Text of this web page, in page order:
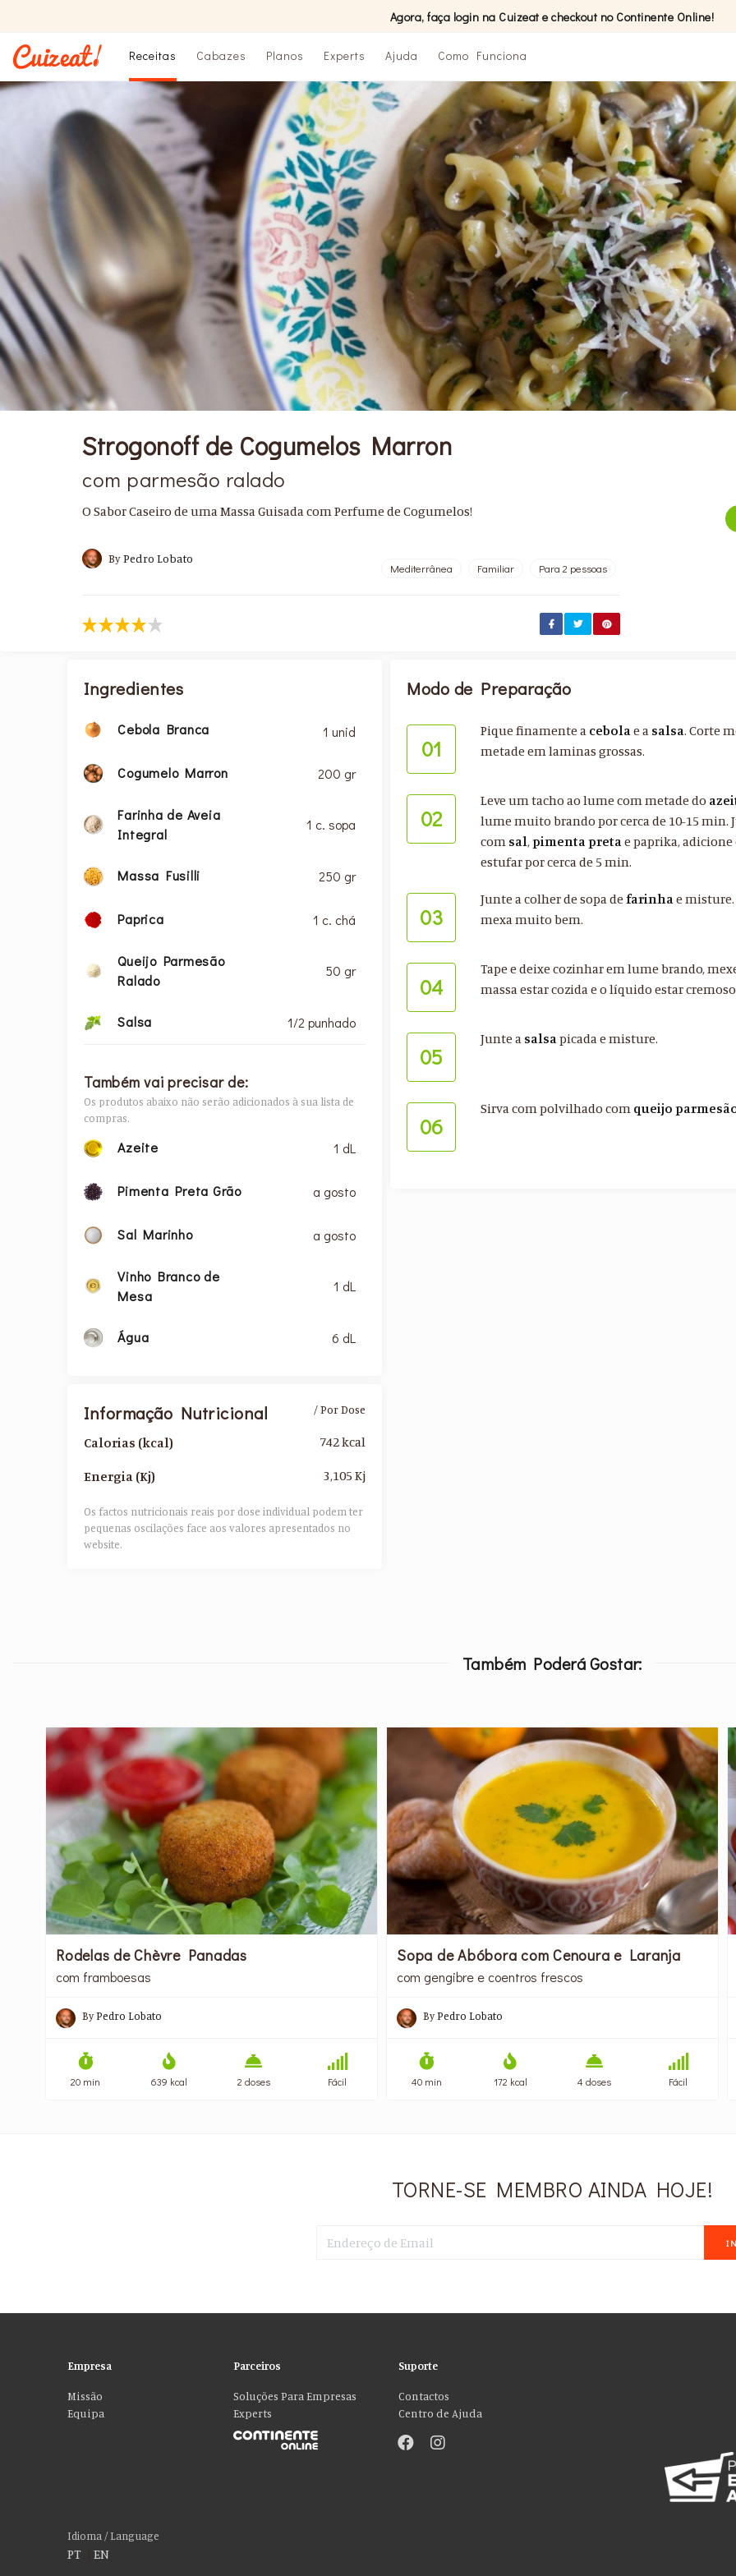
Agora, faça login na Cuizeat e checkout no Continente Online!
Receitas Cabazes Planos Experts Ajuda Como Funciona
Strogonoff de Cogumelos Marron
com parmesão ralado
O Sabor Caseiro de uma Massa Guisada com Perfume de Cogumelos!
ByPedro Lobato
Mediterrânea Familiar Para 2 pessoas
Ingredientes
Cebola Branca 1 unid
Cogumelo Marron 200 gr
Farinha de Aveia
Integral
1 c. sopa
Massa Fusilli 250 gr
Paprica 1 c. chá
Queijo Parmesão
Ralado
50 gr
Salsa 1/2 punhado
Também vai precisar de:
Os produtos abaixo não serão adicionados à sua lista de
compras.
Azeite 1 dL
Pimenta Preta Grão a gosto
Sal Marinho a gosto
Vinho Branco de
Mesa
1 dL
Água 6 dL
Informação Nutricional
Calorias (kcal)
Energia (Kj)
/ Por Dose
742 kcal
3,105 Kj
Os factos nutricionais reais por dose individual podem ter
pequenas oscilações face aos valores apresentados no
website.​
Modo de Preparação
01
Pique finamente a cebola e a salsa. Corte
metade em laminas grossas.
02
Leve um tacho ao lume com metade do
lume muito brando por cerca de 10-15 min.
com sal,pimenta preta e paprika,
estufar por cerca de 5 min.
03
Junte a colher de sopa defarinha e
mexa muito bem.
04
Tape e deixe cozinhar em lume brando,
massa estar cozida e o líquido estar
05
Junte a salsa picada e misture.
06
Sirva com polvilhado com queijo
Também Poderá Gostar:
Rodelas de Chèvre Panadas
com framboesas
ByPedro Lobato
20 min 639 kcal 2 doses Fácil
Sopa de Abóbora com Cenoura e Laranja
com gengibre e coentros frescos
ByPedro Lobato
40 min 172 kcal 4 doses Fácil
TORNE-SE MEMBRO AINDA HOJE!
Empresa
Missão
Equipa
Parceiros
Soluções Para Empresas
Experts
Suporte
Contactos
Centro de Ajuda
Idioma / Language
PT |EN